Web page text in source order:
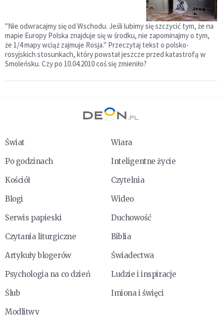
"Nie odwracajmy się od Wschodu. Jeśli lubimy się szczycić tym, że na
mapie Europy Polska znajduje się w środku, nie zapominajmy o tym,
że 1/4 mapy wciąż zajmuje Rosja." Przeczytaj tekst o polsko-
rosyjskich stosunkach, który powstał jeszcze przed katastrofą w
Smoleńsku. Czy po 10.04.2010 coś się zmieniło?
Świat
Wiara
Po godzinach
Inteligentne życie
Kościół
Czytelnia
Blogi
Wideo
Serwis papieski
Duchowość
Czytania liturgiczne
Biblia
Artykuły blogerów
Świadectwa
Psychologia na co dzień
Ludzie i inspiracje
Ślub
Imiona i święci
Modlitwy